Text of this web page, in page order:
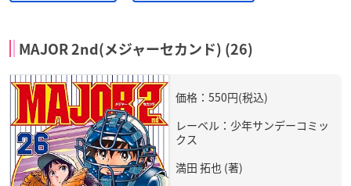
MAJOR 2nd(メジャーセカンド) (26)
価格：550円(税込)
レーベル：少年サンデーコミッ
クス
満田 拓也 (著)